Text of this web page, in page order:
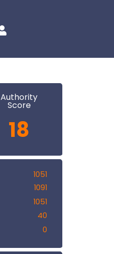
Authority
Score
18
1051
1091
1051
40
0